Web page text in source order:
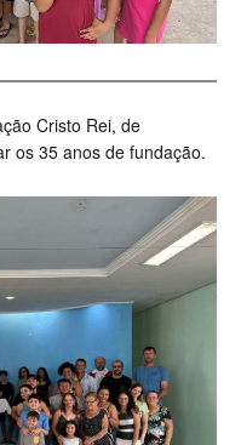
Cristo Rei, de
os 35 anos de fundação.